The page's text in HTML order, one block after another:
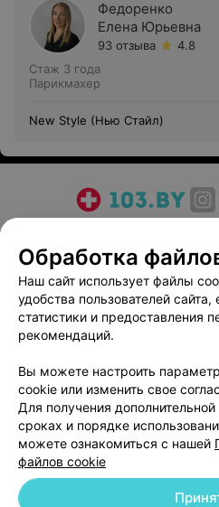
Федоренко
Елена Юрьевна
93 отзыва
4.8
Стаж 3 года
Парикмахер
New Style (Нью Стайл)
Медицинский маркетинг
Пользовательское
Вакансии
Написать
Персональные
Обработка
Обработка
Наш сайт использует файлы
удобства пользователей
статистики и предоставления
рекомендаций.
Вы можете настроить
cookie или изменить свое
Для получения
сроках и порядке
можете ознакомиться с нашей
файлов cookie